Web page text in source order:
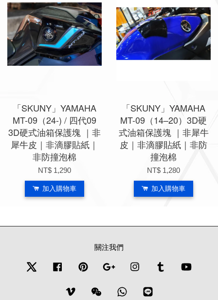
「SKUNY」YAMAHA
MT-09（24-) / 四代09
3D硬式油箱保護塊 ｜非
犀牛皮｜非滴膠貼紙｜
非防撞泡棉
NT$ 1,290
加入購物車
「SKUNY」YAMAHA
MT-09（14–20）3D硬
式油箱保護塊 ｜非犀牛
皮｜非滴膠貼紙｜非防
撞泡棉
NT$ 1,280
加入購物車
關注我們
Twitter Facebook Pinterest Google Instagram Tumblr
Vimeo Wechat Whatsapp